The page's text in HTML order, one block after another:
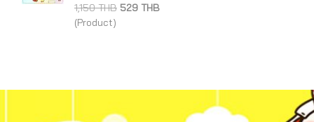
1,150 THB 529 THB
(Product)